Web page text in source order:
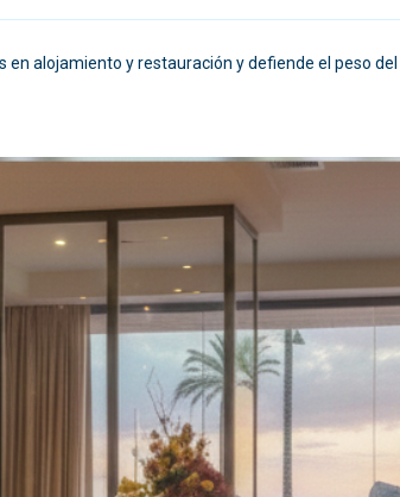
alojamiento y restauración y defiende el peso